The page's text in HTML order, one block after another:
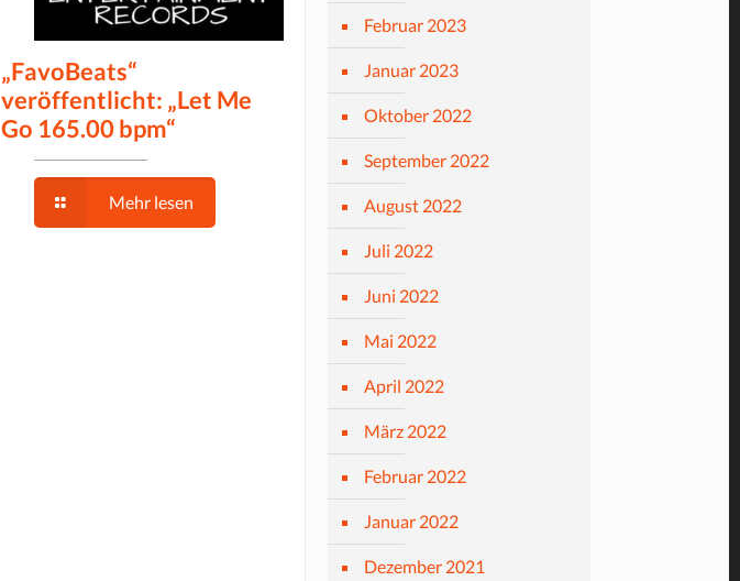
„FavoBeats“
veröffentlicht: „Let Me
Go 165.00 bpm“
Mehr lesen
Februar 2023
Januar 2023
Oktober 2022
September 2022
August 2022
Juli 2022
Juni 2022
Mai 2022
April 2022
März 2022
Februar 2022
Januar 2022
Dezember 2021